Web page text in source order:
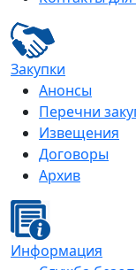
Закупки
Анонсы
Перечни
Извещения
Договоры
Архив
Информация